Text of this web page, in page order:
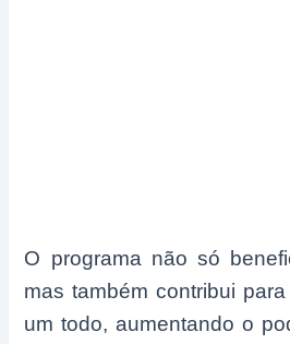
O programa não só
mas também contribui
um todo, aumentando o